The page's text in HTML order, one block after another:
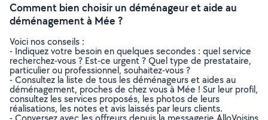
Comment bien choisir un déménageur et aide au
déménagement à Mée ?
Voici nos conseils :
- Indiquez votre besoin en quelques secondes : quel service
recherchez-vous ? Est-ce urgent ? Quel type de prestataire,
particulier ou professionnel, souhaitez-vous ?
- Consultez la liste de tous les déménageurs et aides au
déménagement, proches de chez vous à Mée ! Sur leur profil,
consultez les services proposés, les photos de leurs
réalisations, les notes et avis laissés par leurs clients.